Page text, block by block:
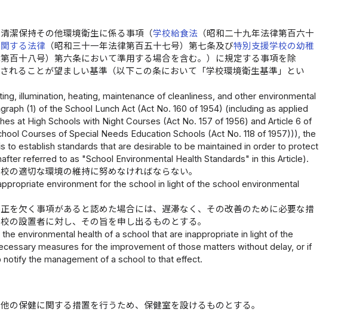
潔保持その他環境衛生に係る事項（学校給食法（昭和二十九年法律第百六十
する法律（昭和三十一年法律第百五十七号）第七条及び特別支援学校の幼稚
百十八号）第六条において準用する場合を含む。）に規定する事項を除
れることが望ましい基準（以下この条において「学校環境衛生基準」とい
illumination, heating, maintenance of cleanliness, and other environmental
(1) of the School Lunch Act (Act No. 160 of 1954) (including as applied
at High Schools with Night Courses (Act No. 157 of 1956) and Article 6 of
Courses of Special Needs Education Schools (Act No. 118 of 1957))), the
to establish standards that are desirable to be maintained in order to protect
referred to as "School Environmental Health Standards" in this Article).
の適切な環境の維持に努めなければならない。
environment for the school in light of the school environmental
を欠く事項があると認めた場合には、遅滞なく、その改善のために必要な措
の設置者に対し、その旨を申し出るものとする。
environmental health of a school that are inappropriate in light of the
measures for the improvement of those matters without delay, or if
the management of a school to that effect.
保健に関する措置を行うため、保健室を設けるものとする。